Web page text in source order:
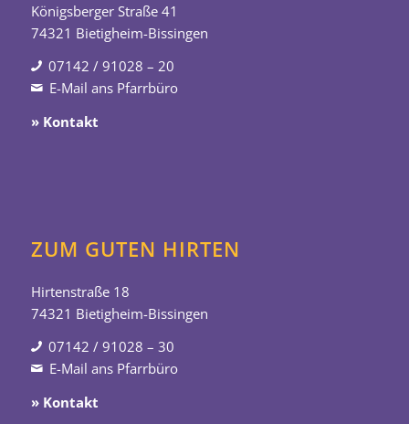
Königsberger Straße 41
74321 Bietigheim-Bissingen
07142 / 91028 – 20
E-Mail ans Pfarrbüro
» Kontakt
ZUM GUTEN HIRTEN
Hirtenstraße 18
74321 Bietigheim-Bissingen
07142 / 91028 – 30
E-Mail ans Pfarrbüro
» Kontakt